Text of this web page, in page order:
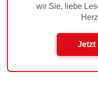
wir Sie, liebe
Jetzt